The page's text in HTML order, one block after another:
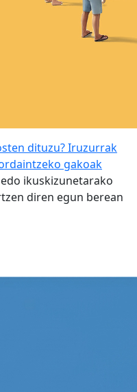
dituzu? Iruzurrak
gakoak
ikuskizunetarako
diren egun berean